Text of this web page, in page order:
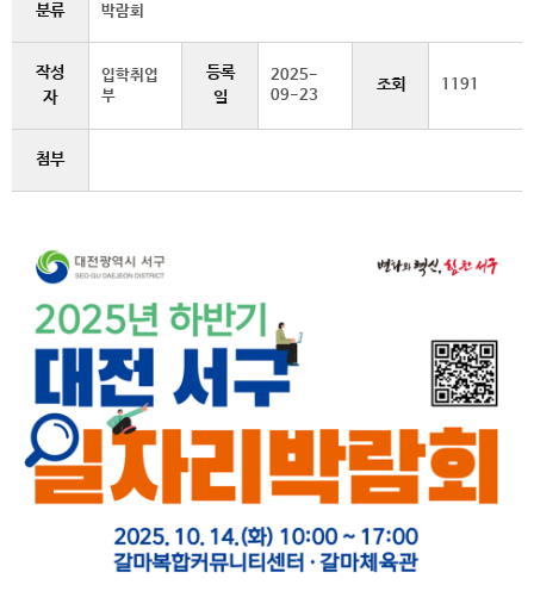
분류 박람회
작성
자
입학취업
부
등록
일
2025-
09-23
조회 1191
첨부